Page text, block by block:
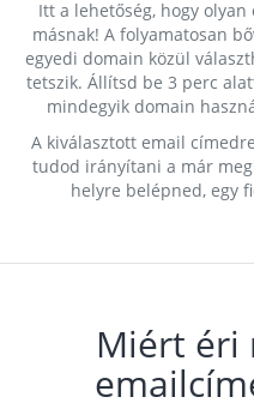
Itt a lehetőség, hogy
másnak! A folyamatosan
egyedi domain közül
tetszik. Állítsd be 3 perc
mindegyik domain
A kiválasztott email
tudod irányítani a már
helyre belépned, egy
Miért éri